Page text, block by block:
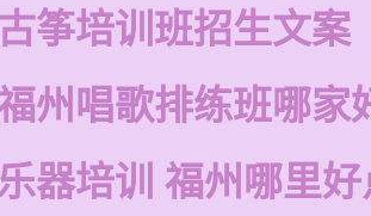
古筝培训班招生文案
州唱歌排练班哪家
器培训 福州哪里